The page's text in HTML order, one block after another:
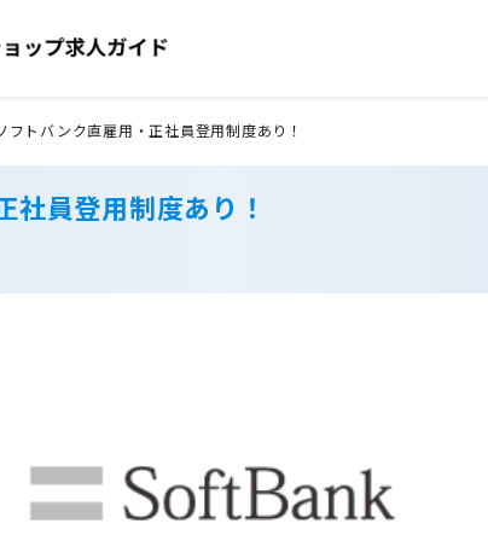
トバンク直雇用・正社員登用制度あり！
員登用制度あり！